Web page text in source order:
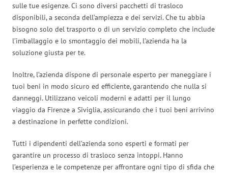
sulle tue esigenze. Ci sono diversi pacchetti di trasloco
disponibili, a seconda dell’ampiezza e dei servizi. Che tu abbia
bisogno solo del trasporto o di un servizio completo che include
l’imballaggio e lo smontaggio dei mobili, l’azienda ha la
soluzione giusta per te.
Inoltre, l’azienda dispone di personale esperto per maneggiare i
tuoi beni in modo sicuro ed efficiente, garantendo che nulla si
danneggi. Utilizzano veicoli moderni e adatti per il lungo
viaggio da Firenze a Siviglia, assicurando che i tuoi beni arrivino
a destinazione in perfette condizioni.
Tutti i dipendenti dell’azienda sono esperti e formati per
garantire un processo di trasloco senza intoppi. Hanno
l’esperienza e le competenze per affrontare ogni tipo di sfida che